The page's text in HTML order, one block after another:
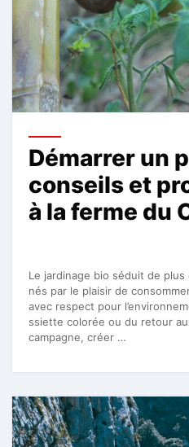
Démarrer un
conseils et
à la ferme du
Le jardinage bio séduit de
nés par le plaisir de
avec respect pour
ssiette colorée ou du retour
campagne, créer …